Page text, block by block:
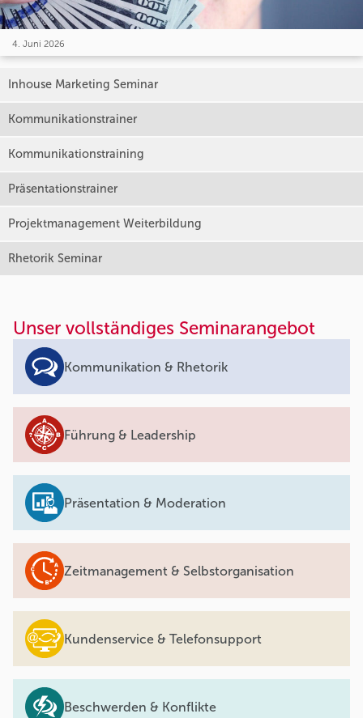
4. Juni 2026
Inhouse Marketing Seminar
Kommunikationstrainer
Kommunikationstraining
Präsentationstrainer
Projektmanagement Weiterbildung
Rhetorik Seminar
Unser vollständiges Seminarangebot
Kommunikation & Rhetorik
Führung & Leadership
Präsentation & Moderation
Zeitmanagement & Selbstorganisation
Kundenservice & Telefonsupport
Beschwerden & Konflikte